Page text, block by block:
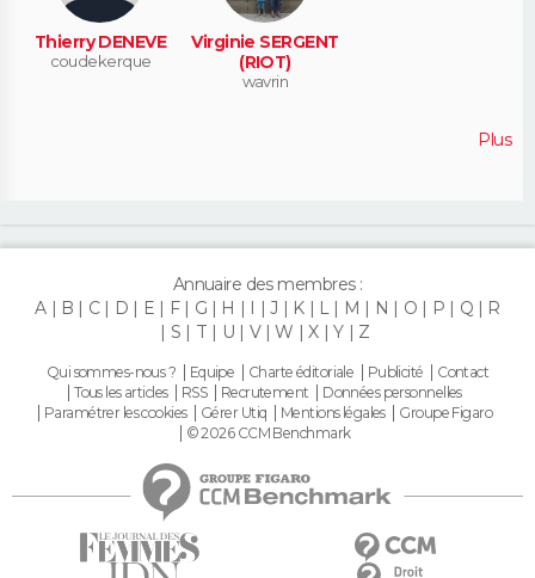
Thierry DENEVE
coudekerque
Virginie SERGENT
(RIOT)
wavrin
Plus
Annuaire des membres :
A
B C D E F G H I J K L M N O P Q
R
S
T U V W X Y Z
Qui sommes-nous ? Equipe Charte éditoriale Publicité
Contact
Tous les articles
RSS Recrutement
Données personnelles
Paramétrer les cookies
Gérer Utiq Mentions légales
Groupe Figaro
© 2026 CCM Benchmark